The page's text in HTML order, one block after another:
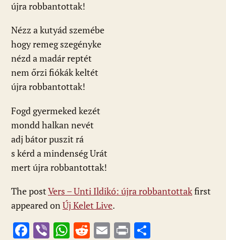
újra robbantottak!
Nézz a kutyád szemébe
hogy remeg szegényke
nézd a madár reptét
nem őrzi fiókák keltét
újra robbantottak!
Fogd gyermeked kezét
mondd halkan nevét
adj bátor puszit rá
s kérd a mindenség Urát
mert újra robbantottak!
The postVers – Unti Ildikó: újra robbantottakfirst
appeared onÚj Kelet Live.
F Vi W R E Pr